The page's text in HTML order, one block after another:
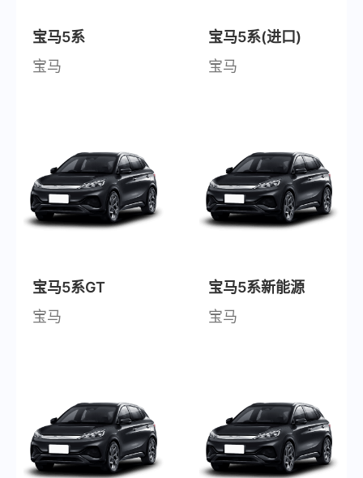
宝马5系
宝马
宝马5系(进口)
宝马
宝马5系GT
宝马
宝马5系新能源
宝马